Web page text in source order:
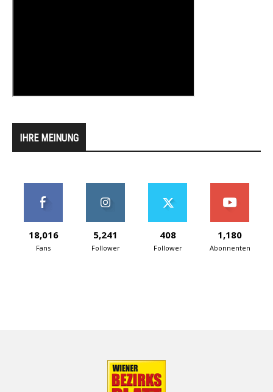
IHRE MEINUNG
18,016
Fans
5,241
Follower
408
Follower
1,180
Abonnenten